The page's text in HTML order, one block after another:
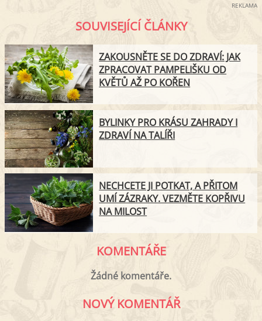
REKLAMA
SOUVISEJÍCÍ ČLÁNKY
ZAKOUSNĚTE SE DO ZDRAVÍ: JAK
ZPRACOVAT PAMPELIŠKU OD
KVĚTŮ AŽ PO KOŘEN
BYLINKY PRO KRÁSU ZAHRADY I
ZDRAVÍ NA TALÍŘI
NECHCETE JI POTKAT, A PŘITOM
UMÍ ZÁZRAKY. VEZMĚTE KOPŘIVU
NA MILOST
KOMENTÁŘE
Žádné komentáře.
NOVÝ KOMENTÁŘ